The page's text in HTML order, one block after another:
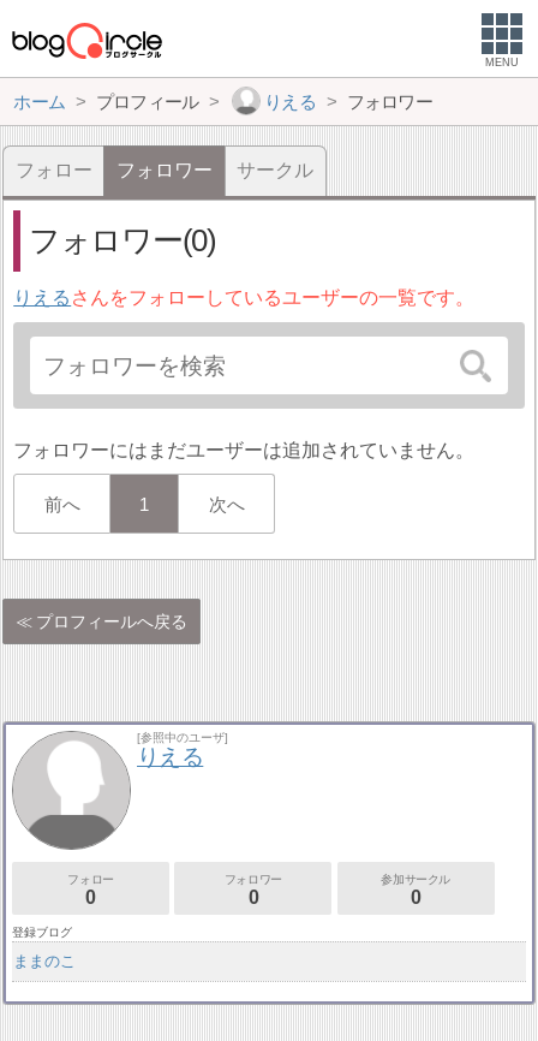
MENU
ホーム プロフィール りえる フォロワー
フォロー フォロワー サークル
フォロワー(0)
りえる さんをフォローしているユーザーの一覧です。
フォロワーにはまだユーザーは追加されていません。
前へ 1 次へ
プロフィールへ戻る
[参照中のユーザ]
りえる
フォロー
0
フォロワー
0
参加サークル
0
登録ブログ
ままのこ